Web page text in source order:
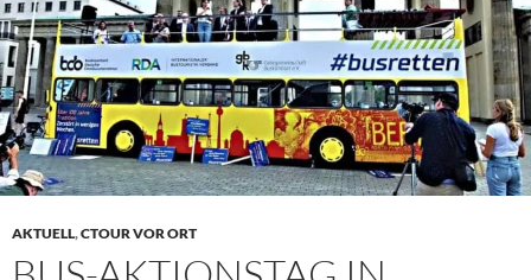
AKTUELL,CTOUR VOR ORT